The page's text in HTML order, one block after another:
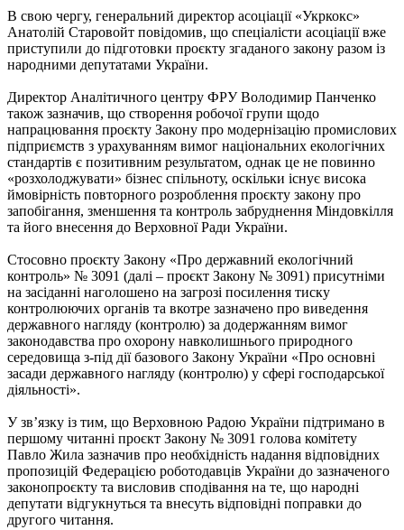
В свою чергу, генеральний директор асоціації «Укркокс»
Анатолій Старовойт повідомив, що спеціалісти асоціації вже
приступили до підготовки проєкту згаданого закону разом із
народними депутатами України.
Директор Аналітичного центру ФРУ Володимир Панченко
також зазначив, що створення робочої групи щодо
напрацювання проєкту Закону про модернізацію промислових
підприємств з урахуванням вимог національних екологічних
стандартів є позитивним результатом, однак це не повинно
«розхолоджувати» бізнес спільноту, оскільки існує висока
ймовірність повторного розроблення проєкту закону про
запобігання, зменшення та контроль забруднення Міндовкілля
та його внесення до Верховної Ради України.
Стосовно проєкту Закону «Про державний екологічний
контроль» № 3091 (далі – проєкт Закону № 3091) присутніми
на засіданні наголошено на загрозі посилення тиску
контролюючих органів та вкотре зазначено про виведення
державного нагляду (контролю) за додержанням вимог
законодавства про охорону навколишнього природного
середовища з-під дії базового Закону України «Про основні
засади державного нагляду (контролю) у сфері господарської
діяльності».
У зв’язку із тим, що Верховною Радою України підтримано в
першому читанні проєкт Закону № 3091 голова комітету
Павло Жила зазначив про необхідність надання відповідних
пропозицій Федерацією роботодавців України до зазначеного
законопроєкту та висловив сподівання на те, що народні
депутати відгукнуться та внесуть відповідні поправки до
другого читання.